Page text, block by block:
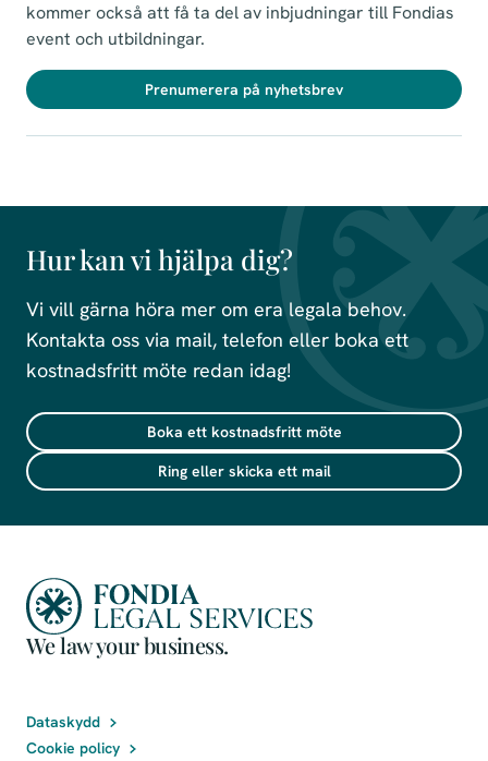
kommer också att få ta del av inbjudningar till Fondias
event och utbildningar.
Prenumerera på nyhetsbrev
Hur kan vi hjälpa dig?
Vi vill gärna höra mer om era legala behov.
Kontakta oss via mail, telefon eller boka ett
kostnadsfritt möte redan idag!
Boka ett kostnadsfritt möte
Ring eller skicka ett mail
We law your business.
Dataskydd
Cookie policy